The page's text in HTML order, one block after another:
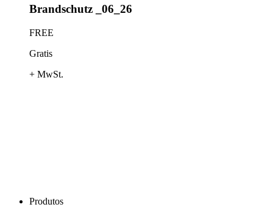
Brandschutz _06_26
FREE
Gratis
+ MwSt.
Produtos